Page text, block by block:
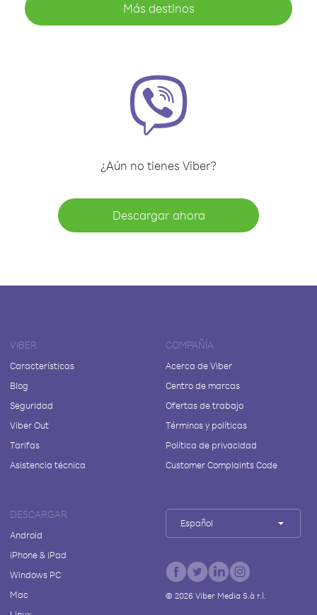
Más destinos
¿Aún no tienes Viber?
Descargar ahora
VIBER
Características
Blog
Seguridad
Viber Out
Tarifas
Asistencia técnica
COMPAÑÍA
Acerca de Viber
Centro de marcas
Ofertas de trabajo
Términos y políticas
Política de privacidad
Customer Complaints Code
DESCARGAR
Android
iPhone & iPad
Windows PC
Mac
Español
© 2026Viber Media S.à r.l.